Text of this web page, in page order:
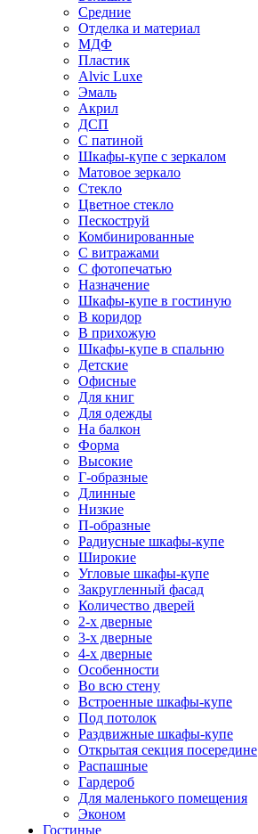
Средние
Отделка и материал
МДФ
Пластик
Alvic Luxe
Эмаль
Акрил
ДСП
С патиной
Шкафы-купе с зеркалом
Матовое зеркало
Стекло
Цветное стекло
Пескоструй
Комбинированные
С витражами
С фотопечатью
Назначение
Шкафы-купе в гостиную
В коридор
В прихожую
Шкафы-купе в спальню
Детские
Офисные
Для книг
Для одежды
На балкон
Форма
Высокие
Г-образные
Длинные
Низкие
П-образные
Радиусные шкафы-купе
Широкие
Угловые шкафы-купе
Закругленный фасад
Количество дверей
2-х дверные
3-х дверные
4-х дверные
Особенности
Во всю стену
Встроенные шкафы-купе
Под потолок
Раздвижные шкафы-купе
Открытая секция посередине
Распашные
Гардероб
Для маленького помещения
Эконом
Гостиные